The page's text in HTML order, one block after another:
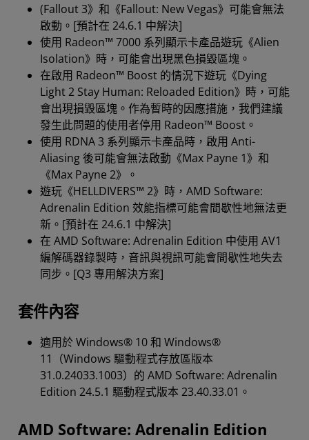
(Fallout 3》和《Fallout: New Vegas》可能會無法
啟動。[預計在 24.6.1 中解決]
使用 Radeon™ 7000 系列顯示卡產品遊玩《Alien
Isolation》時，可能會出現黑色損毀區塊。
在啟用 Radeon™ Boost 的情況下遊玩《Dying
Light 2 Stay Human: Reloaded Edition》時，可能
會出現損毀區塊。作為暫時的因應措施，我們建議
發生此問題的使用者停用 Radeon™ Boost。
使用 RDNA 3 系列顯示卡產品時，啟用 Anti-
Aliasing 後可能會無法啟動《Max Payne 1》和
《Max Payne 2》。
遊玩《HELLDIVERS™ 2》時，AMD Software:
Adrenalin Edition 效能指標可能會間歇性地無法更
新。[預計在 24.6.1 中解決]
在 AMD Software: Adrenalin Edition 中使用 AV1
編解碼器錄製時，音訊與視訊可能會間歇性地失去
同步。[Q3 專用解決方案]
套件內容
適用於 Windows® 10 和 Windows®
11（Windows 驅動程式存放區版本
31.0.24033.1003）的 AMD Software: Adrenalin
Edition 24.5.1 驅動程式版本 23.40.33.01。
AMD Software: Adrenalin Edition